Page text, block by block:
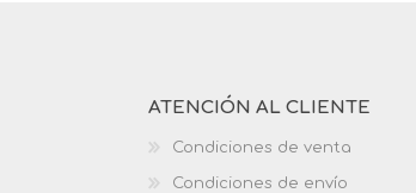
ATENCIÓN AL CLIENTE
Condiciones de venta
Condiciones de envío